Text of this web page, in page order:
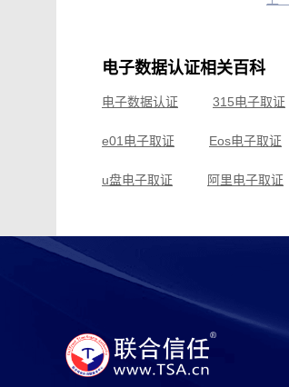
电子数据认证相关百科
电子数据认证 315电子取证
e01电子取证 Eos电子取证
u盘电子取证 阿里电子取证
福州电子取证
国外电子取证 国信电子取证
杭州电子取证